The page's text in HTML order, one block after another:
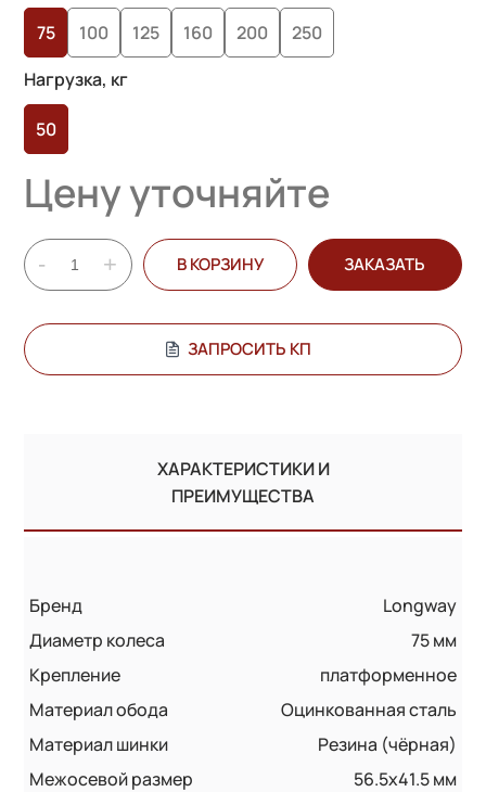
пользователей
75 100 125 160 200
250
Нагрузка, кг
50
Цену уточняйте
- + В КОРЗИНУ ЗАКАЗАТЬ
ЗАПРОСИТЬ КП
ХАРАКТЕРИСТИКИ И
ПРЕИМУЩЕСТВА
Бренд
Longway
Диаметр колеса
75 мм
Крепление
платформенное
Материал обода
Оцинкованная сталь
Материал шинки
Резина (чёрная)
Межосевой размер
56.5x41.5 мм